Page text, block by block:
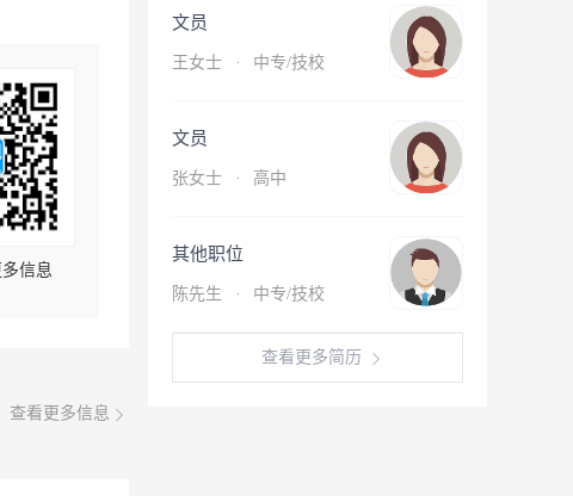
信息
查看更多信息
文员
王女士 · 中专/技校
文员
张女士 · 高中
其他职位
陈先生 · 中专/技校
查看更多简历